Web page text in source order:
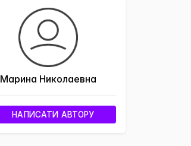
Марина Николаевна
НАПИСАТИ АВТОРУ